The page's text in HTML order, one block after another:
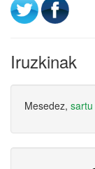
Iruzkinak
Mesedez, sartu